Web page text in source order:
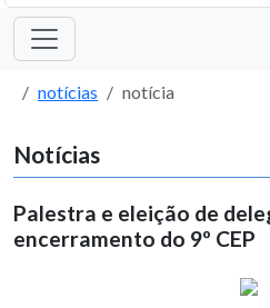
notícias notícia
Notícias
Palestra e eleição de
encerramento do 9º CEP